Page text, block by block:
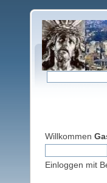
Willkommen
Einloggen mit